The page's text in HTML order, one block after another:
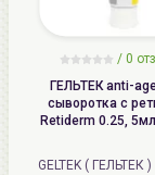
/ 0
ГЕЛЬТЕК anti-
сыворотка с
Retiderm 0.25,
GELTEK ( ГЕЛЬТЕК